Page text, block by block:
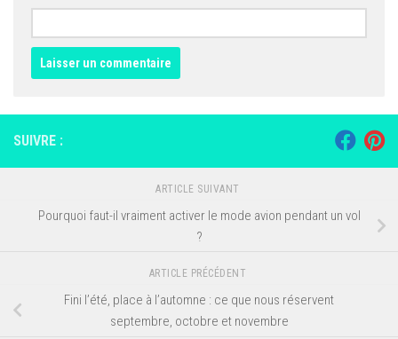
SUIVRE :
ARTICLE SUIVANT
Pourquoi faut-il vraiment activer le mode avion pendant un vol
?
ARTICLE PRÉCÉDENT
Fini l’été, place à l’automne : ce que nous réservent
septembre, octobre et novembre